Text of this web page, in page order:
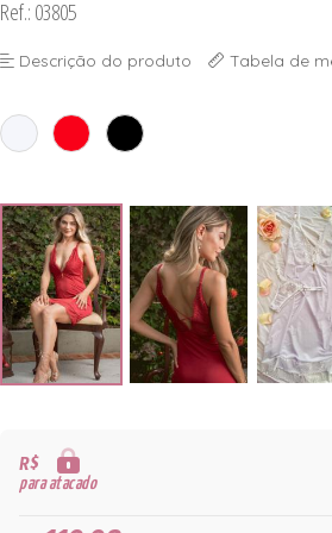
Ref.: 03805
Descrição do produto Tabela de
R$
para atacado